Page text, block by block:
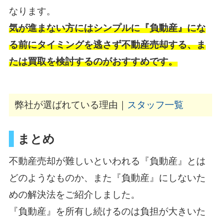
なります。
気が進まない方にはシンプルに『負動産』にな
る前にタイミングを逃さず不動産売却する、ま
たは買取を検討するのがおすすめです。
弊社が選ばれている理由｜ スタッフ一覧
まとめ
不動産売却が難しいといわれる『負動産』とは
どのようなものか、また『負動産』にしないた
めの解決法をご紹介しました。
『負動産』を所有し続けるのは負担が大きいた